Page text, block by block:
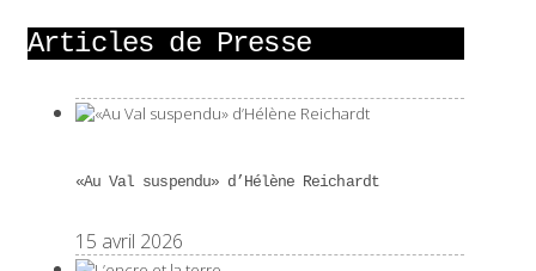
Articles de Presse
«Au Val suspendu» d’Hélène Reichardt
15 avril 2026